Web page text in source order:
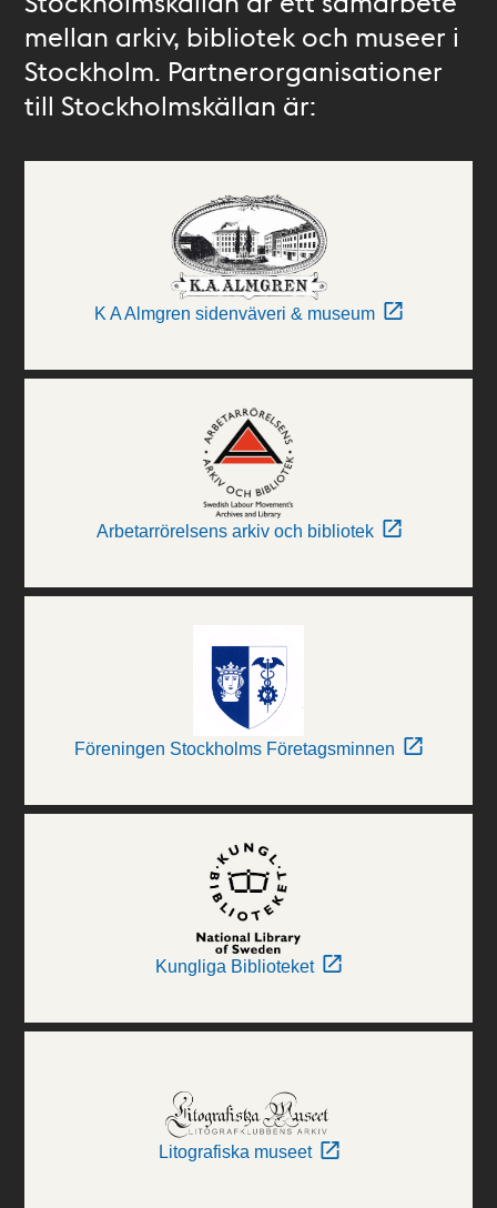
mellan arkiv, bibliotek och museer i
Stockholm. Partnerorganisationer
till Stockholmskällan är:
K A Almgren sidenväveri & museum
Arbetarrörelsens arkiv och bibliotek
Föreningen Stockholms Företagsminnen
Kungliga Biblioteket
Litografiska museet